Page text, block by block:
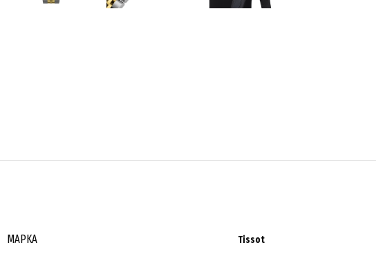
ΜΆΡΚΑ Tissot